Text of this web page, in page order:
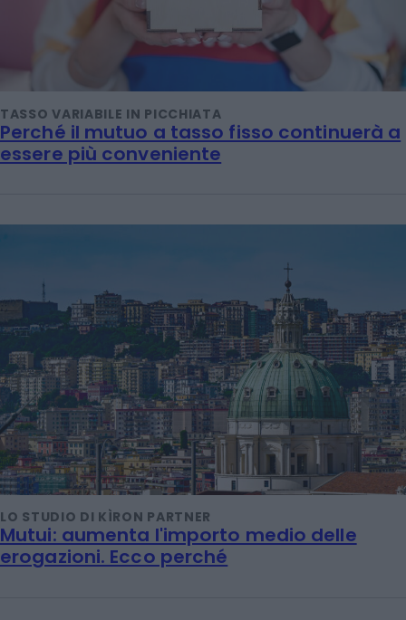
TASSO VARIABILE IN PICCHIATA
Perché il mutuo a tasso fisso continuerà a
essere più conveniente
LO STUDIO DI KÌRON PARTNER
Mutui: aumenta l'importo medio delle
erogazioni. Ecco perché